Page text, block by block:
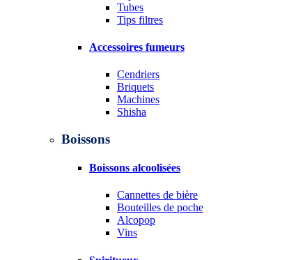
Tubes
Tips filtres
Accessoires fumeurs
Cendriers
Briquets
Machines
Shisha
Boissons
Boissons alcoolisées
Cannettes de bière
Bouteilles de poche
Alcopop
Vins